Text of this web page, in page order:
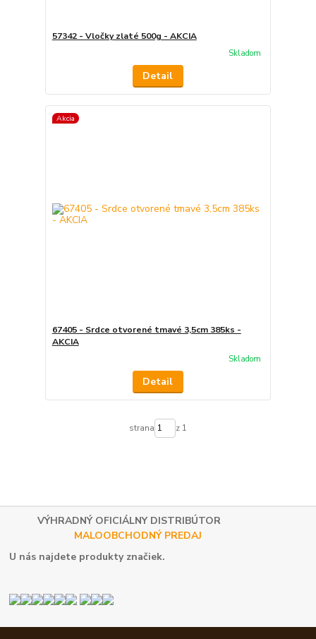
57342 - Vločky zlaté 500g - AKCIA
Skladom
Detail
Akcia
67405 - Srdce otvorené tmavé 3,5cm 385ks -
AKCIA
Skladom
Detail
strana z 1
VÝHRADNÝ OFICIÁLNY DISTRIBÚTOR
MALOOBCHODNÝ PREDAJ
U nás najdete produkty značiek.